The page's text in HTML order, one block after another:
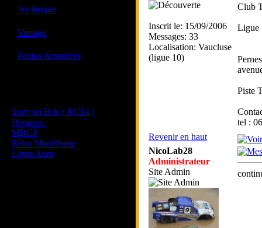
Technique
Vintage
Petites Annonces
Sucy en Brie ( RC94 )
Bergerac
MBCP
Rétro Modélisme
Ligue Aura
Inscrit le: 15/09/2006
Messages: 33
Localisation: Vaucluse
(ligue 10)
Club
Ligue
Piste
tel :
Revenir en haut
NicoLab28
Administrateur
Site Admin